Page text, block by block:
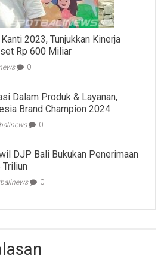
2023, Tunjukkan Kinerja
Rp 600 Miliar
0
Dalam Produk & Layanan,
Brand Champion 2024
0
DJP Bali Bukukan Penerimaan
Triliun
0